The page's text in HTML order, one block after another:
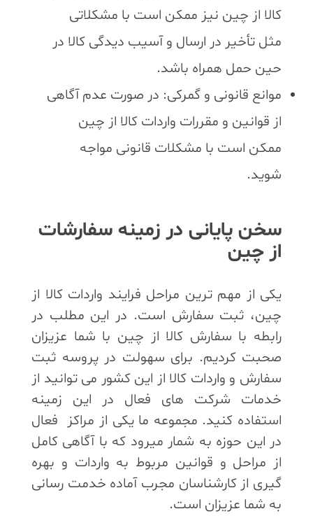
کالا از چین نیز ممکن است با مشکلاتی
مثل تأخیر در ارسال و آسیب دیدگی کالا در
حین حمل همراه باشد.
موانع قانونی و گمرکی: در صورت عدم آگاهی
از قوانین و مقررات واردات کالا از چین
ممکن است با مشکلات قانونی مواجه
شوید.
سخن پایانی در زمینه سفارشات
از چین
یکی از مهم ترین مراحل فرایند واردات کالا از
چین، ثبت سفارش است. در این مطلب در
رابطه با سفارش کالا از چین با شما عزیزان
صحبت کردیم. برای سهولت در پروسه ثبت
سفارش و واردات کالا از این کشور می توانید از
خدمات شرکت های فعال در این زمینه
استفاده کنید. مجموعه ما یکی از مراکز فعال
در این حوزه به شمار میرود که با آگاهی کامل
از مراحل و قوانین مربوط به واردات و بهره
گیری از کارشناسان مجرب آماده خدمت رسانی
به شما عزیزان است.